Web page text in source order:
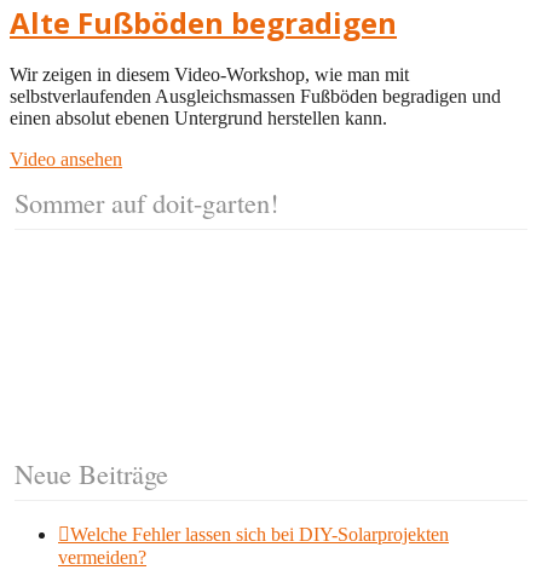
Alte Fußböden begradigen
Wir zeigen in diesem Video-Workshop, wie man mit
selbstverlaufenden Ausgleichsmassen Fußböden begradigen und
einen absolut ebenen Untergrund herstellen kann.
Video ansehen
Sommer auf doit-garten!
Neue Beiträge
Welche Fehler lassen sich bei DIY-Solarprojekten
vermeiden?